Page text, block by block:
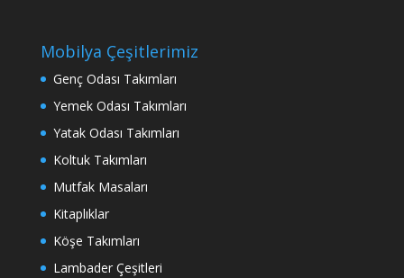
Mobilya Çeşitlerimiz
Genç Odası Takımları
Yemek Odası Takımları
Yatak Odası Takımları
Koltuk Takımları
Mutfak Masaları
Kitaplıklar
Köşe Takımları
Lambader Çeşitleri